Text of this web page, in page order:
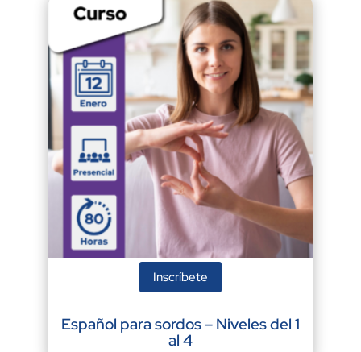
Inscríbete
Español para sordos – Niveles del 1
al 4